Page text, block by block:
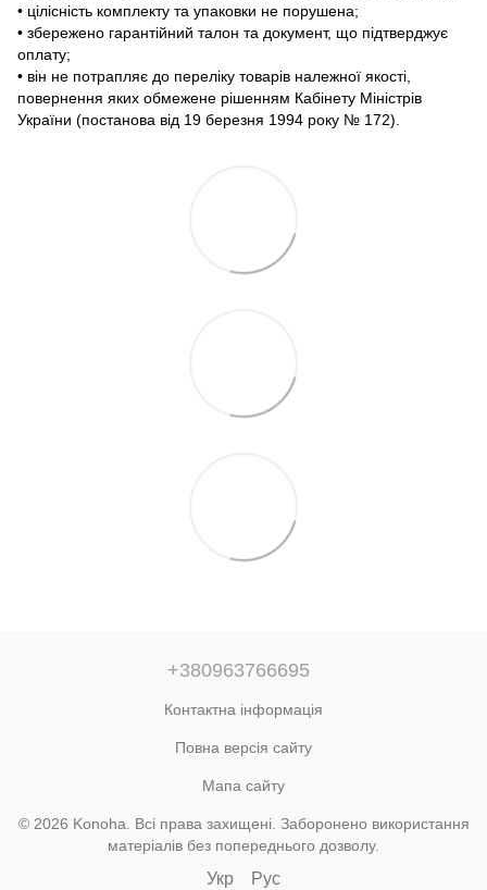
• цілісність комплекту та упаковки не порушена;
• збережено гарантійний талон та документ, що підтверджує
оплату;
• він не потрапляє до переліку товарів належної якості,
повернення яких обмежене рішенням Кабінету Міністрів
України (постанова від 19 березня 1994 року № 172).
+380963766695
Контактна інформація
Повна версія сайту
Мапа сайту
© 2026 Konoha. Всі права захищені. Заборонено використання
матеріалів без попереднього дозволу.
Укр Рус